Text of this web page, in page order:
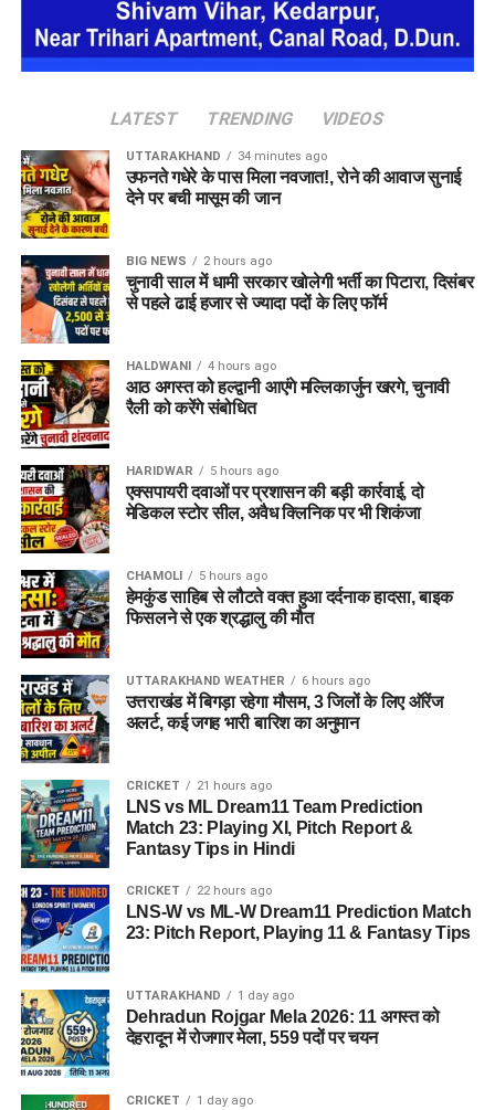
(Photocopies)
सेवायोजन कार्यालय का पंजीयन कार्ड
वैध पहचान पत्र(आधार कार्ड / वोटर आईडी आदि)
विभाग ने जिले के सभी योग्य एवं इच्छुक युवाओं से अपील की है कि वे समय
पर अपना पंजीकरण कराकर इस रोजगार अवसर का लाभ उठाएं।
व्यवस्था पर सवाल खड़े कर दिए हैं। स्थानीय लोगों का मानना है कि यदि
समय रहते सड़क की स्थिति में सुधार नहीं किया गया, तो भविष्य में भी ऐसे
LATEST TRENDING VIDEOS
UTTARAKHAND 34 minutes ago
उफनते गधेरे के पास मिला नवजात!, रोने की आवाज सुनाई
देने पर बची मासूम की जान
BIG NEWS 2 hours ago
चुनावी साल में धामी सरकार खोलेगी भर्ती का पिटारा, दिसंबर
से पहले ढाई हजार से ज्यादा पदों के लिए फॉर्म
HALDWANI 4 hours ago
आठ अगस्त को हल्द्वानी आएंगे मल्लिकार्जुन खरगे, चुनावी
रैली को करेंगे संबोधित
HARIDWAR 5 hours ago
एक्सपायरी दवाओं पर प्रशासन की बड़ी कार्रवाई, दो
मेडिकल स्टोर सील, अवैध क्लिनिक पर भी शिकंजा
CHAMOLI 5 hours ago
हेमकुंड साहिब से लौटते वक्त हुआ दर्दनाक हादसा, बाइक
फिसलने से एक श्रद्धालु की मौत
UTTARAKHAND WEATHER 6 hours ago
उत्तराखंड में बिगड़ा रहेगा मौसम, 3 जिलों के लिए ऑरेंज
अलर्ट, कई जगह भारी बारिश का अनुमान
CRICKET 21 hours ago
LNS vs ML Dream11 Team Prediction
Match 23: Playing XI, Pitch Report &
Fantasy Tips in Hindi
CRICKET 22 hours ago
LNS-W vs ML-W Dream11 Prediction Match
23: Pitch Report, Playing 11 & Fantasy Tips
UTTARAKHAND 1 day ago
Dehradun Rojgar Mela 2026: 11 अगस्त को
देहरादून में रोजगार मेला, 559 पदों पर चयन
CRICKET 1 day ago